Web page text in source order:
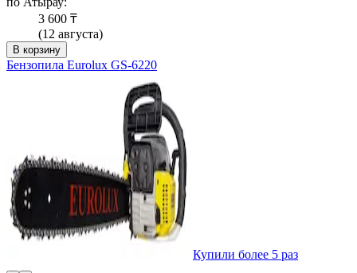
3 600 ₸
(12 августа)
В корзину
Бензопила Eurolux GS-6220
Купили более 5 раз